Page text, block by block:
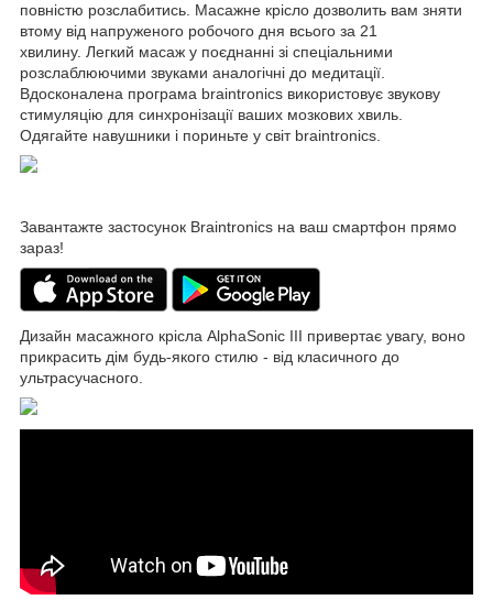
повністю розслабитись. Масажне крісло дозволить вам зняти
втому від напруженого робочого дня всього за 21
хвилину. Легкий масаж у поєднанні зі спеціальними
розслаблюючими звуками аналогічні до медитації.
Вдосконалена програма braintronics використовує звукову
стимуляцію для синхронізації ваших мозкових хвиль.
Одягайте навушники і пориньте у світ braintronics.
Завантажте застосунок Braintronics на ваш смартфон прямо
зараз!
Дизайн масажного крісла AlphaSonic III привертає увагу, воно
прикрасить дім будь-якого стилю - від класичного до
ультрасучасного.